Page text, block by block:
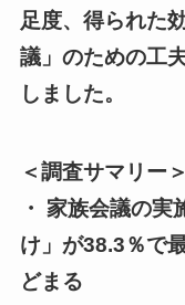
足度、得られた
議」のための工
しました。
＜調査サマリー＞
・ 家族会議の
け」が38.3％で
どまる